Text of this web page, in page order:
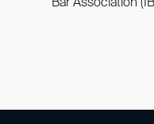
Bar Association